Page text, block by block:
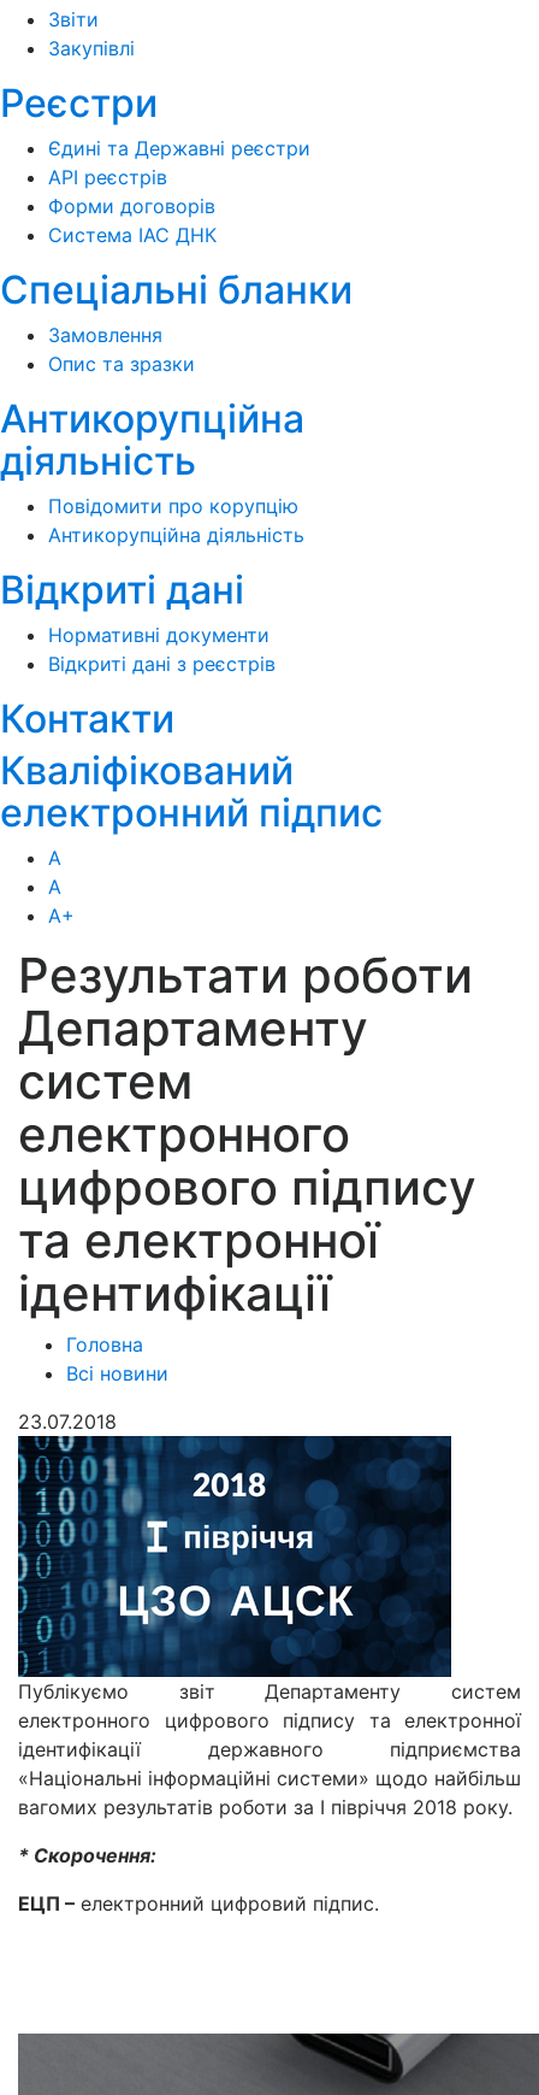
Звіти
Закупівлі
Реєстри
Єдині та Державні реєстри
API реєстрів
Форми договорів
Система ІАС ДНК
Спеціальні бланки
Замовлення
Опис та зразки
Антикорупційна
діяльність
Повідомити про корупцію
Антикорупційна діяльність
Відкриті дані
Нормативні документи
Відкриті дані з реєстрів
Контакти
Кваліфікований
електронний підпис
А
А
А+
Результати роботи
Департаменту
систем
електронного
цифрового підпису
та електронної
ідентифікації
Головна
Всі новини
23.07.2018
Публікуємо звіт Департаменту систем
електронного цифрового підпису та електронної
ідентифікації державного підприємства
«Національні інформаційні системи» щодо найбільш
вагомих результатів роботи за І півріччя 2018 року.
* Скорочення:
ЕЦП – електронний цифровий підпис.